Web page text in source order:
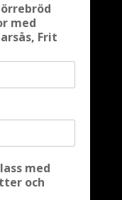
med
Frit
med
och